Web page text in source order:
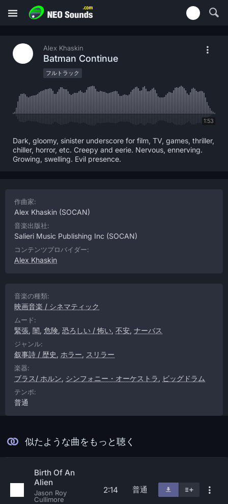
Alex Khaskin
Batman Continue
フルトラック
1:53
Dark, gloomy, sinister underscore for film, TV, games, thriller,
chiller, horror, etc. Creepy and eerie. Nervous, ennerving.
Growing, swelling. Evil presence.
作曲家:
Alex Khaskin (SOCAN)
音楽出版社:
Salieri Music Publishing Inc (SOCAN)
コンテンツプロバイダー:
Alex Khaskin
音楽の種類:
映画音楽 / シネマティック
ムード:
緊張, 闇, 危険, 恐ろしい / 怖い, 不安, ナーバス
ジャンル:
叙事詩 / 歴史 , ホラー, スリラー
楽器:
ブラス/ ホルン, シンフォニー・オーケストラ , ビッグドラム
テンポ:
普通
似たような曲をもっと聴く
Birth Of An
Alien
Jason Roy
Cullimore
2:14 普通